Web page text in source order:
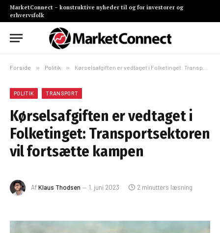
MarketConnect – konstruktive nyheder til og for investorer og
erhvervsfolk
Forside » Politik » Kørselsafgiften er vedtaget i Folketinget: Transportsektoren vil fortsætte kampen
POLITIK TRANSPORT
Kørselsafgiften er vedtaget i
Folketinget: Transportsektoren
vil fortsætte kampen
AfKlaus Thodsen 1. juni 2023 2 minutters læsning